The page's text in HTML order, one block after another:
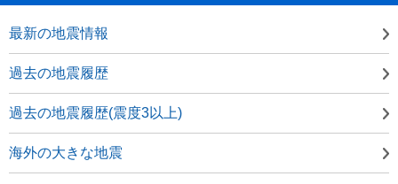
最新の地震情報
過去の地震履歴
過去の地震履歴(震度3以上)
海外の大きな地震